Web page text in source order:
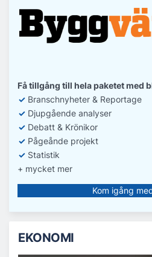
Få tillgång till hela paketet med
✓ Branschnyheter & Reportage
✓ Djupgående analyser
✓ Debatt & Krönikor
✓ Pågeånde projekt
✓ Statistik
+ mycket mer
Kom igång
EKONOMI